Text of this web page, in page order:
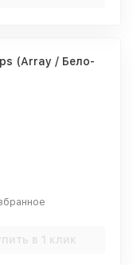
(Array / Бело-
в 1 клик